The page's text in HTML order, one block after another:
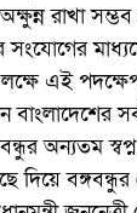
অক্ষুন্ন রাখা
লক্ষে এই
বাংলাদেশের
অন্যতম
দিয়ে